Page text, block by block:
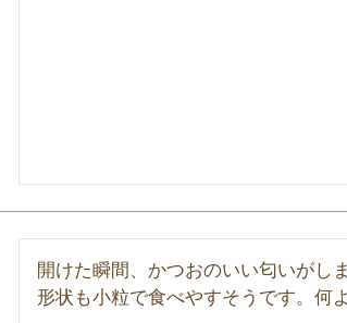
開けた瞬間、かつおのいい匂いがし
形状も小粒で食べやすそうです。何